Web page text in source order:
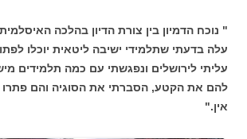
" נוכח הדמיון בין צורת הדיון בהלכה
עלה בדעתי שתלמידי ישיבה ליטאית יוכלו
עליתי לירושלים ונפגשתי עם כמה תלמידים
להם את הקטע, הסברתי את הסוגיה והם פתרו
אין."